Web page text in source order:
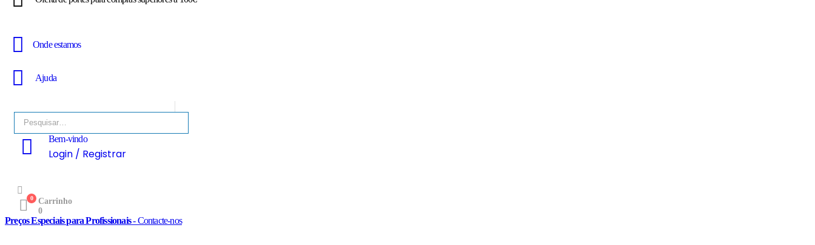
Onde estamos
Ajuda
Bem-vindo
Login / Registrar
0
Carrinho
0
Preços Especiais para Profissionais- Contacte-nos